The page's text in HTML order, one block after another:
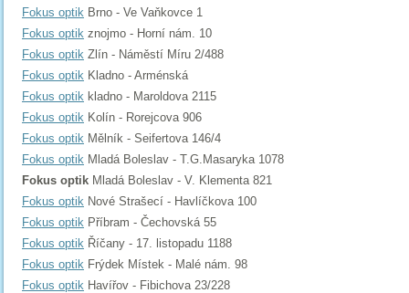
Fokus optik Brno - Ve Vaňkovce 1
Fokus optik znojmo - Horní nám. 10
Fokus optik Zlín - Náměstí Míru 2/488
Fokus optik Kladno - Arménská
Fokus optik kladno - Maroldova 2115
Fokus optik Kolín - Rorejcova 906
Fokus optik Mělník - Seifertova 146/4
Fokus optik Mladá Boleslav - T.G.Masaryka 1078
Fokus optik Mladá Boleslav - V. Klementa 821
Fokus optik Nové Strašecí - Havlíčkova 100
Fokus optik Příbram - Čechovská 55
Fokus optik Říčany - 17. listopadu 1188
Fokus optik Frýdek Místek - Malé nám. 98
Fokus optik Havířov - Fibichova 23/228